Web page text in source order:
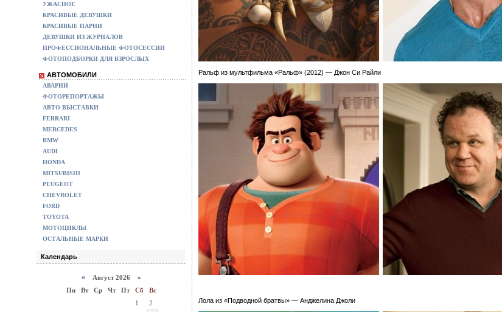
УЖАСНОЕ
КРАСИВЫЕ ДЕВУШКИ
КРАСИВЫЕ ПАРНИ
ДЕВУШКИ ИЗ ЖУРНАЛОВ
ПРОФЕССИОНАЛЬНЫЕ ФОТОСЕССИИ
ФОТОПОДБОРКИ ДЛЯ ВЗРОСЛЫХ
АВТОМОБИЛИ
АВАРИИ
ФОТОРЕПОРТАЖЫ
АВТО ВЫСТАВКИ
FERRARI
MERCEDES
BMW
AUDI
HONDA
MITSUBISHI
PEUGEOT
CHEVROLET
FORD
TOYOTA
МОТОЦИКЛЫ
ОСТАЛЬНЫЕ МАРКИ
Календарь
« Август 2026 »
Пн
Вт Ср Чт Пт Сб
Вс
1
2
Ральф из мультфильма «Ральф» (2012) — Джон Си Райли
Лола из «Подводной братвы» — Анджелина Джоли